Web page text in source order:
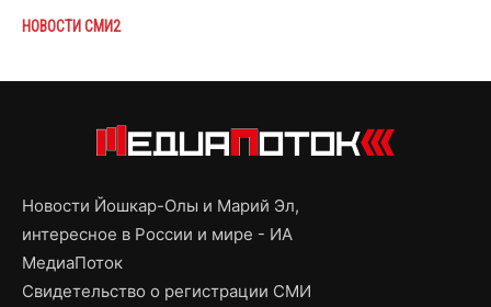
НОВОСТИ СМИ2
Новости Йошкар-Олы и Марий Эл,
интересное в России и мире - ИА
МедиаПоток
Свидетельство о регистрации СМИ